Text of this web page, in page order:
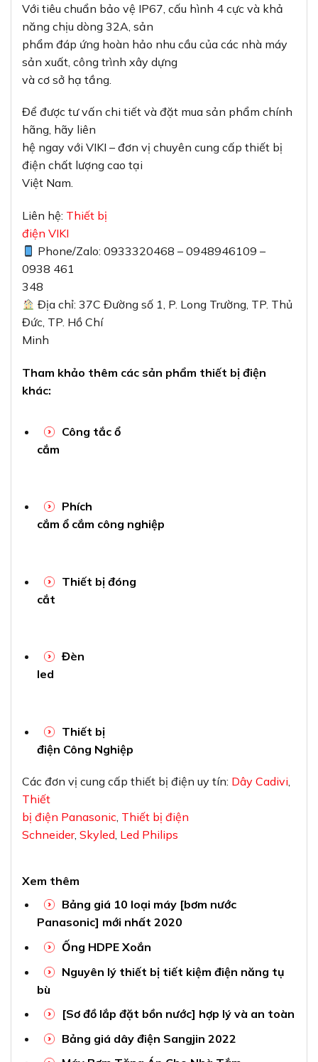
Với tiêu chuẩn bảo vệ IP67, cấu hình 4 cực và khả
năng chịu dòng 32A, sản
phẩm đáp ứng hoàn hảo nhu cầu của các nhà máy
sản xuất, công trình xây dựng
và cơ sở hạ tầng.
Để được tư vấn chi tiết và đặt mua sản phẩm chính
hãng, hãy liên
hệ ngay với VIKI – đơn vị chuyên cung cấp thiết bị
điện chất lượng cao tại
Việt Nam.
Liên hệ: Thiết bị
điện VIKI
Phone/Zalo: 0933320468 – 0948946109 –
0938 461
348
Địa chỉ: 37C Đường số 1, P. Long Trường, TP. Thủ
Đức, TP. Hồ Chí
Minh
Tham khảo thêm các sản phẩm thiết bị điện
khác:
Công tắc ổ
cắm
Phích
cắm ổ cắm công nghiệp
Thiết bị đóng
cắt
Đèn
led
Thiết bị
điện Công Nghiệp
Các đơn vị cung cấp thiết bị điện uy tín: Dây Cadivi,
Thiết
bị điện Panasonic, Thiết bị điện
Schneider, Skyled, Led Philips
Xem thêm
Bảng giá 10 loại máy [bơm nước
Panasonic] mới nhất 2020
Ống HDPE Xoắn
Nguyên lý thiết bị tiết kiệm điện năng tụ
bù
[Sơ đồ lắp đặt bồn nước] hợp lý và an toàn
Bảng giá dây điện Sangjin 2022